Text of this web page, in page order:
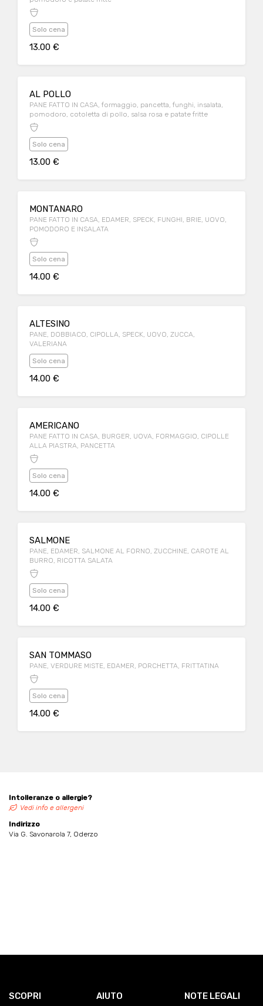
Solo cena
13.00 €
AL POLLO
PANE FATTO IN CASA, formaggio, pancetta, funghi, insalata,
pomodoro, cotoletta di pollo, salsa rosa e patate fritte
Solo cena
13.00 €
MONTANARO
PANE FATTO IN CASA, EDAMER, SPECK, FUNGHI, BRIE, UOVO,
POMODORO E INSALATA
Solo cena
14.00 €
ALTESINO
PANE, DOBBIACO, CIPOLLA, SPECK, UOVO, ZUCCA,
VALERIANA
Solo cena
14.00 €
AMERICANO
PANE FATTO IN CASA, BURGER, UOVA, FORMAGGIO, CIPOLLE
ALLA PIASTRA, PANCETTA
Solo cena
14.00 €
SALMONE
PANE, EDAMER, SALMONE AL FORNO, ZUCCHINE, CAROTE AL
BURRO, RICOTTA SALATA
Solo cena
14.00 €
SAN TOMMASO
PANE, VERDURE MISTE, EDAMER, PORCHETTA, FRITTATINA
Solo cena
14.00 €
Intolleranze o allergie?
Vedi info e allergeni
Indirizzo
Via G. Savonarola 7, Oderzo
SCOPRI AIUTO NOTE LEGALI